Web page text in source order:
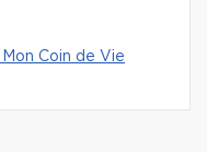
Coin de Vie